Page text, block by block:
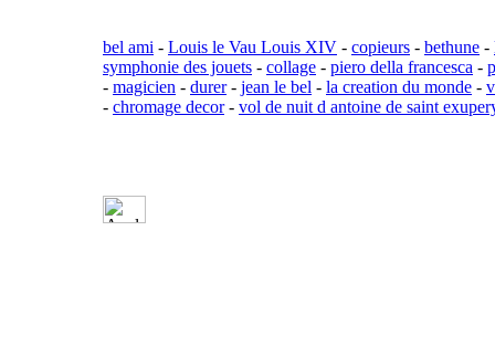
bel ami - Louis le Vau Louis XIV - copieurs - bethune -
symphonie des jouets - collage - piero della francesca -
- magicien - durer- jean le bel - la creation du monde -
- chromage decor- vol de nuit d antoine de saint